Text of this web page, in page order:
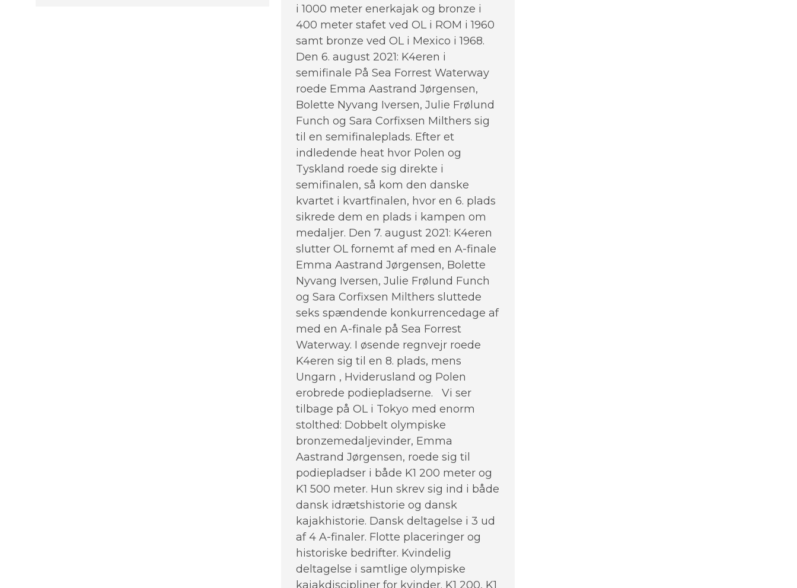
i 1000 meter enerkajak og bronze i
400 meter stafet ved OL i ROM i 1960
samt bronze ved OL i Mexico i 1968.
Den 6. august 2021: K4eren i
semifinale På Sea Forrest Waterway
roede Emma Aastrand Jørgensen,
Bolette Nyvang Iversen, Julie Frølund
Funch og Sara Corfixsen Milthers sig
til en semifinaleplads. Efter et
indledende heat hvor Polen og
Tyskland roede sig direkte i
semifinalen, så kom den danske
kvartet i kvartfinalen, hvor en 6. plads
sikrede dem en plads i kampen om
medaljer. Den 7. august 2021: K4eren
slutter OL fornemt af med en A-finale
Emma Aastrand Jørgensen, Bolette
Nyvang Iversen, Julie Frølund Funch
og Sara Corfixsen Milthers sluttede
seks spændende konkurrencedage af
med en A-finale på Sea Forrest
Waterway. I øsende regnvejr roede
K4eren sig til en 8. plads, mens
Ungarn , Hviderusland og Polen
erobrede podiepladserne. Vi ser
tilbage på OL i Tokyo med enorm
stolthed: Dobbelt olympiske
bronzemedaljevinder, Emma
Aastrand Jørgensen, roede sig til
podiepladser i både K1 200 meter og
K1 500 meter. Hun skrev sig ind i både
dansk idrætshistorie og dansk
kajakhistorie. Dansk deltagelse i 3 ud
af 4 A-finaler. Flotte placeringer og
historiske bedrifter. Kvindelig
deltagelse i samtlige olympiske
kajakdiscipliner for kvinder. K1 200, K1